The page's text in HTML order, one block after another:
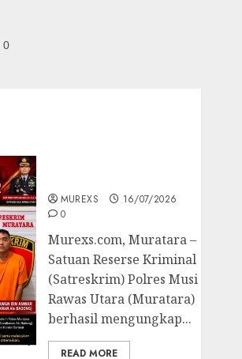
0
MUREXS
16/07/2026
0
Murexs.com, Muratara –
Satuan Reserse Kriminal
(Satreskrim) Polres Musi
Rawas Utara (Muratara)
berhasil mengungkap...
READ MORE